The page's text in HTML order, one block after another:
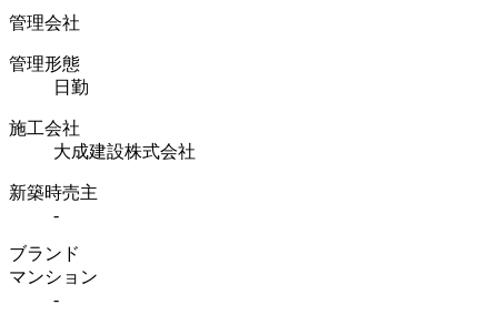
管理会社
管理形態
日勤
施工会社
大成建設株式会社
新築時売主
-
ブランド
マンション
-